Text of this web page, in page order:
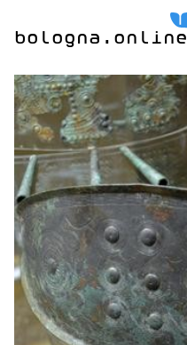
bologna.online